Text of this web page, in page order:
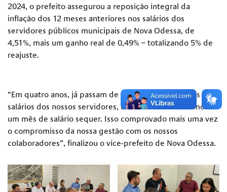
2024, o prefeito assegurou a reposição integral da
inflação dos 12 meses anteriores nos salários dos
servidores públicos municipais de Nova Odessa, de
4,51%, mais um ganho real de 0,49% – totalizando 5% de
reajuste.
“Em quatro anos, já passam de 33,2% de reajuste nos
salários dos nossos servidores, e sem nunca atrasarmos
um mês de salário sequer. Isso comprovado mais uma vez
o compromisso da nossa gestão com os nossos
colaboradores”, finalizou o vice-prefeito de Nova Odessa.